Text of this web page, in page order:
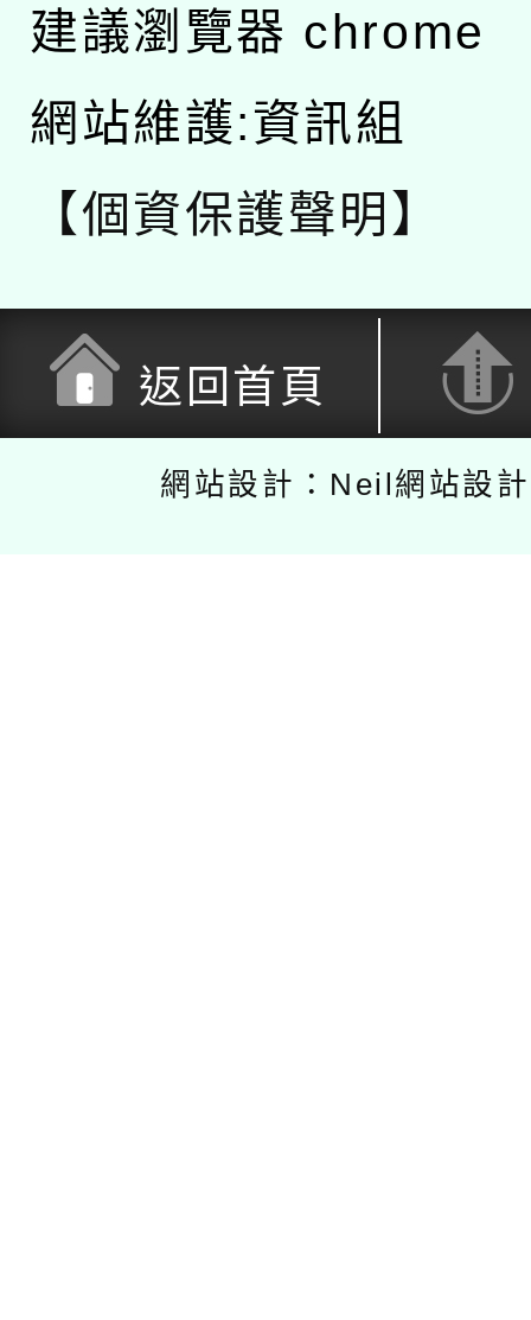
建議瀏覽器 chrome
網站維護:資訊組
【個資保護聲明】
返回首頁
網站設計：Neil網站設